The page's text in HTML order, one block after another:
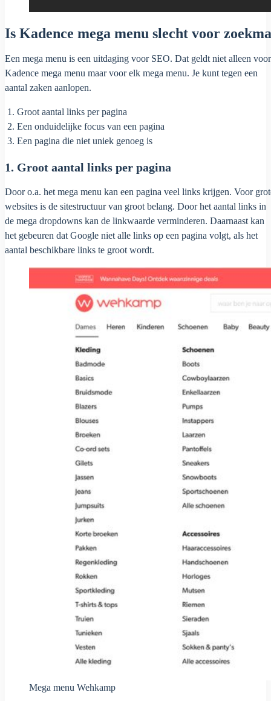
Is Kadence mega menu slecht voor
Een mega menu is een uitdaging voor SEO. Dat geldt niet alleen voor
Kadence mega menu maar voor elk mega menu. Je kunt tegen een
aantal zaken aanlopen.
Groot aantal links per pagina
Een onduidelijke focus van een pagina
Een pagina die niet uniek genoeg is
1. Groot aantal links per pagina
Door o.a. het mega menu kan een pagina veel links krijgen. Voor
websites is de sitestructuur van groot belang. Door het aantal links in
de mega dropdowns kan de linkwaarde verminderen. Daarnaast kan
het gebeuren dat Google niet alle links op een pagina volgt, als het
aantal beschikbare links te groot wordt.
Mega menu Wehkamp